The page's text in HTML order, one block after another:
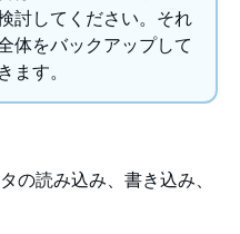
討してください。それ
体をバックアップして
ます。
の読み込み、書き込み、